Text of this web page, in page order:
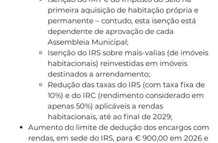
primeira aquisição de habitação própria e
permanente – contudo, esta isenção está
dependente de aprovação de cada
Assembleia Municipal;
Isenção do IRS sobre mais-valias (de imóveis
habitacionais) reinvestidas em imóveis
destinados a arrendamento;
Redução das taxas do IRS (com taxa fixa de
10%) e do IRC (rendimento considerado em
apenas 50%) aplicáveis a rendas
habitacionais, até ao final de 2029;
Aumento do limite de dedução dos encargos com
rendas, em sede do IRS, para € 900,00 em 2026 e